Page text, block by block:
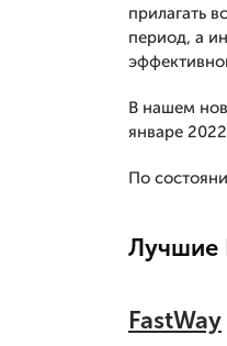
прилагать
период, а
В нашем
январе
По
Лучшие
FastWay